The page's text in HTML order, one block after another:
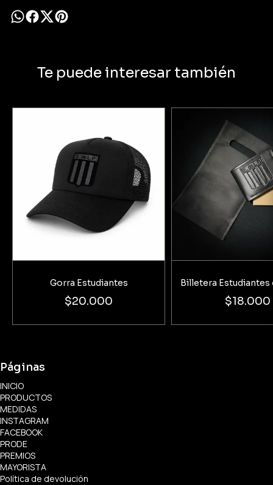
Te puede interesar también
Gorra Estudiantes
$20.000
Billetera Estudiantes
$18.000
Páginas
INICIO
PRODUCTOS
MEDIDAS
INSTAGRAM
FACEBOOK
PRODE
PREMIOS
MAYORISTA
Política de devolución